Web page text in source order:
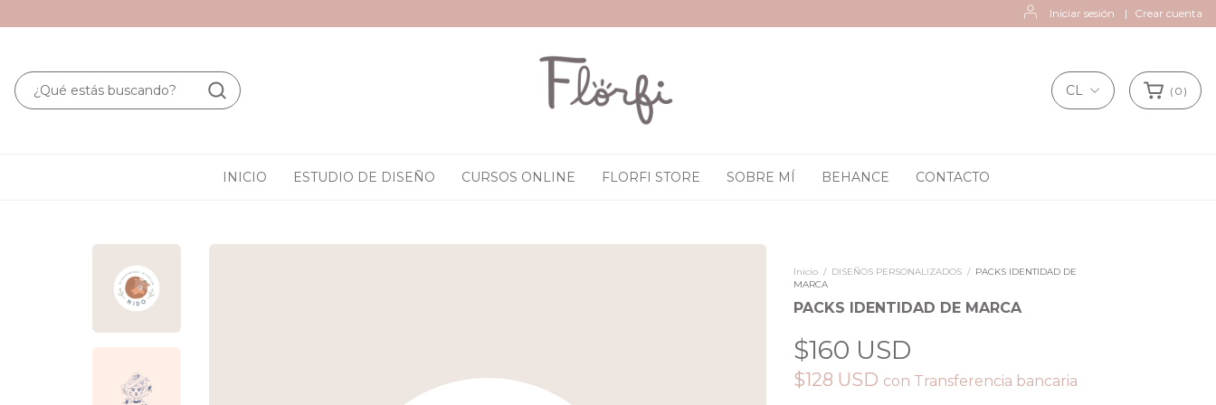
Iniciar sesión | Crear cuenta
CL ( 0 )
INICIO ESTUDIO DE DISEÑO CURSOS ONLINE FLORFI STORE SOBRE MÍ BEHANCE CONTACTO
Inicio / DISEÑOS PERSONALIZADOS / PACKS IDENTIDAD DE
MARCA
PACKS IDENTIDAD DE MARCA
$160 USD
$128 USD con Transferencia bancaria